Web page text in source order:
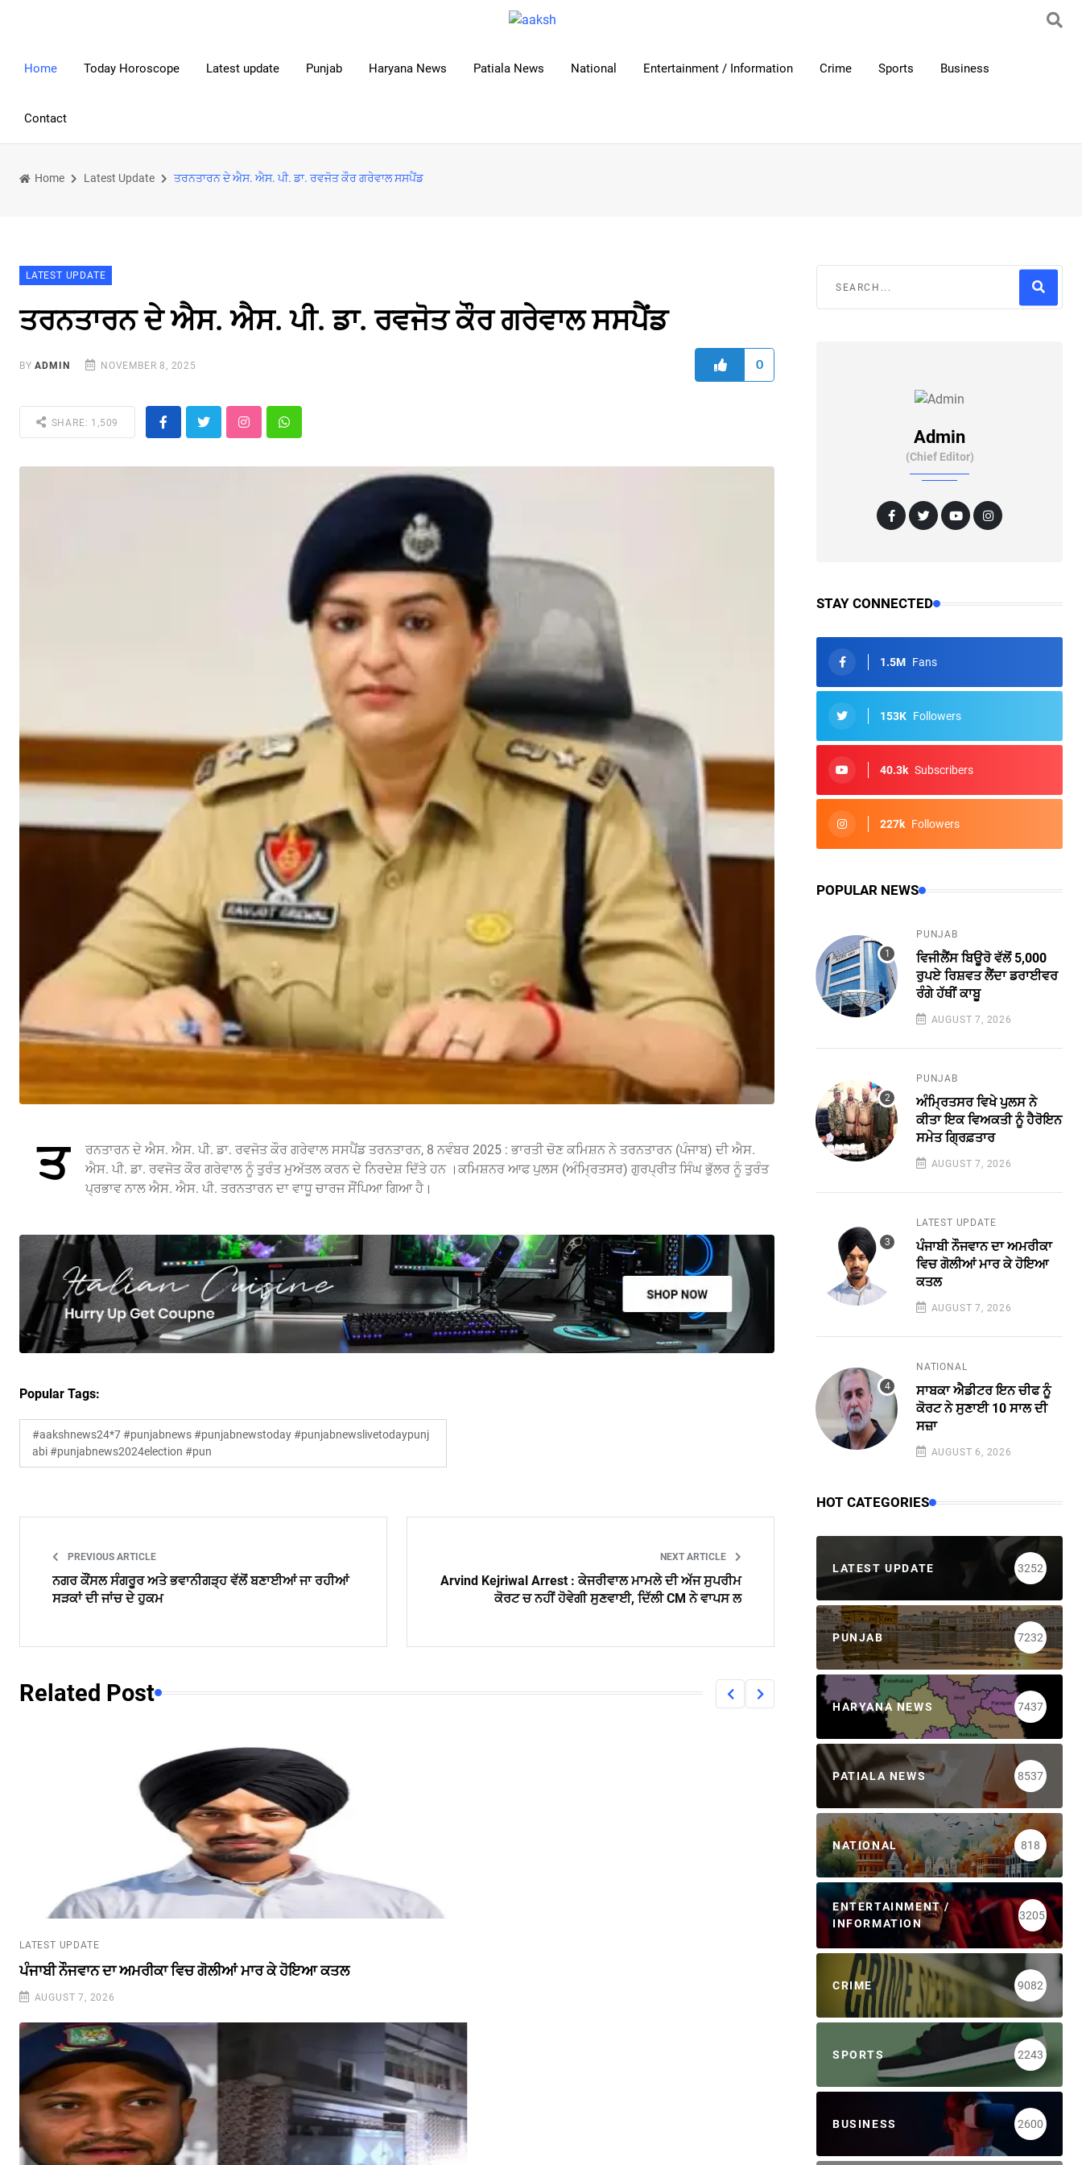
Home Today Horoscope Latest update Punjab Haryana News Patiala News National Entertainment / Information Crime Sports Business
Contact
Home Latest Update ਤਰਨਤਾਰਨ ਦੇ ਐਸ. ਐਸ. ਪੀ. ਡਾ. ਰਵਜੋਤ ਕੌਰ ਗਰੇਵਾਲ ਸਸਪੈਂਡ
LATEST UPDATE
ਤਰਨਤਾਰਨ ਦੇ ਐਸ. ਐਸ. ਪੀ. ਡਾ. ਰਵਜੋਤ ਕੌਰ ਗਰੇਵਾਲ ਸਸਪੈਂਡ
BYADMIN NOVEMBER 8, 2025 0
SHARE: 1,509
ਤ
ਰਨਤਾਰਨ ਦੇ ਐਸ. ਐਸ. ਪੀ. ਡਾ. ਰਵਜੋਤ ਕੌਰ ਗਰੇਵਾਲ ਸਸਪੈਂਡ ਤਰਨਤਾਰਨ, 8 ਨਵੰਬਰ 2025 : ਭਾਰਤੀ ਚੋਣ ਕਮਿਸ਼ਨ ਨੇ ਤਰਨਤਾਰਨ (ਪੰਜਾਬ) ਦੀ ਐਸ.
ਐਸ. ਪੀ. ਡਾ. ਰਵਜੋਤ ਕੌਰ ਗਰੇਵਾਲ ਨੂੰ ਤੁਰੰਤ ਮੁਅੱਤਲ ਕਰਨ ਦੇ ਨਿਰਦੇਸ਼ ਦਿੱਤੇ ਹਨ ।ਕਮਿਸ਼ਨਰ ਆਫ ਪੁਲਸ (ਅੰਮ੍ਰਿਤਸਰ) ਗੁਰਪ੍ਰੀਤ ਸਿੰਘ ਭੁੱਲਰ ਨੂੰ ਤੁਰੰਤ
ਪ੍ਰਭਾਵ ਨਾਲ ਐਸ. ਐਸ. ਪੀ. ਤਰਨਤਾਰਨ ਦਾ ਵਾਧੂ ਚਾਰਜ ਸੌਂਪਿਆ ਗਿਆ ਹੈ।
Popular Tags:
#aakshnews24*7 #punjabnews #punjabnewstoday #punjabnewslivetodaypunj
abi #punjabnews2024election #pun
PREVIOUS ARTICLE
ਨਗਰ ਕੌਂਸਲ ਸੰਗਰੂਰ ਅਤੇ ਭਵਾਨੀਗੜ੍ਹ ਵੱਲੋਂ ਬਣਾਈਆਂ ਜਾ ਰਹੀਆਂ
ਸੜਕਾਂ ਦੀ ਜਾਂਚ ਦੇ ਹੁਕਮ
NEXT ARTICLE
Arvind Kejriwal Arrest : ਕੇਜਰੀਵਾਲ ਮਾਮਲੇ ਦੀ ਅੱਜ ਸੁਪਰੀਮ
ਕੋਰਟ ਚ ਨਹੀਂ ਹੋਵੇਗੀ ਸੁਣਵਾਈ, ਦਿੱਲੀ CM ਨੇ ਵਾਪਸ ਲ
Related Post
LATEST UPDATE
ਪੰਜਾਬੀ ਨੌਜਵਾਨ ਦਾ ਅਮਰੀਕਾ ਵਿਚ ਗੋਲੀਆਂ ਮਾਰ ਕੇ ਹੋਇਆ ਕਤਲ
AUGUST 7, 2026
Admin
(Chief Editor)
STAY CONNECTED
1.5M Fans
153K Followers
40.3k Subscribers
227k Followers
POPULAR NEWS
PUNJAB
ਵਿਜੀਲੈਂਸ ਬਿਊਰੋ ਵੱਲੋਂ 5,000
ਰੁਪਏ ਰਿਸ਼ਵਤ ਲੈਂਦਾ ਡਰਾਈਵਰ
ਰੰਗੇ ਹੱਥੀਂ ਕਾਬੂ
AUGUST 7, 2026
PUNJAB
ਅੰਮ੍ਰਿਤਸਰ ਵਿਖੇ ਪੁਲਸ ਨੇ
ਕੀਤਾ ਇਕ ਵਿਅਕਤੀ ਨੂੰ ਹੈਰੋਇਨ
ਸਮੇਤ ਗ੍ਰਿਫ਼ਤਾਰ
AUGUST 7, 2026
LATEST UPDATE
ਪੰਜਾਬੀ ਨੌਜਵਾਨ ਦਾ ਅਮਰੀਕਾ
ਵਿਚ ਗੋਲੀਆਂ ਮਾਰ ਕੇ ਹੋਇਆ
ਕਤਲ
AUGUST 7, 2026
NATIONAL
ਸਾਬਕਾ ਐਡੀਟਰ ਇਨ ਚੀਫ ਨੂੰ
ਕੋਰਟ ਨੇ ਸੁਣਾਈ 10 ਸਾਲ ਦੀ
ਸਜ਼ਾ
AUGUST 6, 2026
HOT CATEGORIES
LATEST UPDATE 3252
PUNJAB 7232
HARYANA NEWS 7437
PATIALA NEWS 8537
NATIONAL 818
ENTERTAINMENT /
INFORMATION
3205
CRIME 9082
SPORTS 2243
BUSINESS 2600